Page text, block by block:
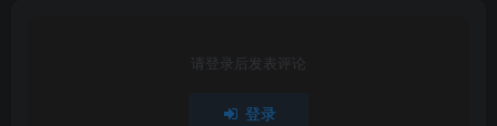
请登录后发表评论
登录